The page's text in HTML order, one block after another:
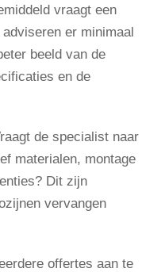
vraagt een
er minimaal
beeld van de
en de
de specialist naar
materialen, montage
Dit zijn
vervangen
offertes aan te